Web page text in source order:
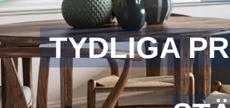
TYDLIGA